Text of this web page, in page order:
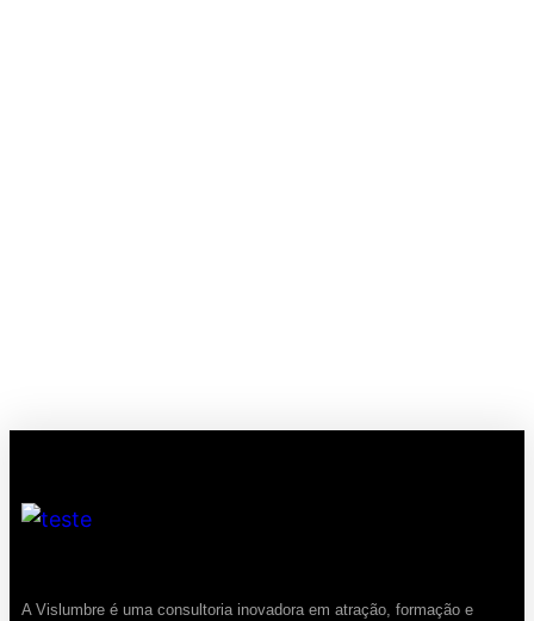
A Vislumbre é uma consultoria inovadora em atração, formação e